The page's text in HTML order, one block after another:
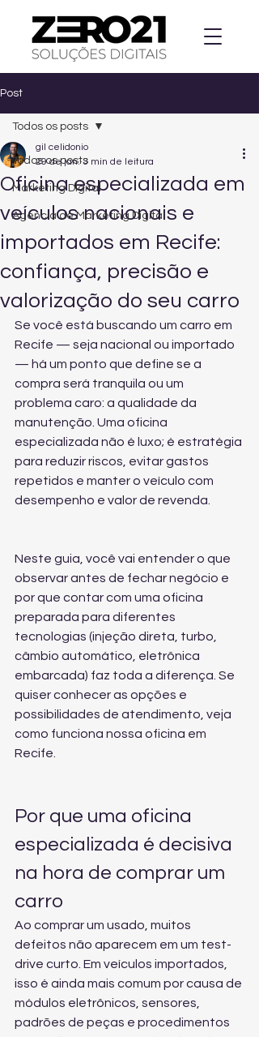
Post
Todos os posts
Marketing Digital
Agencia de Marketing Digital
Todos os posts
Oficina especializada em
veículos nacionais e
importados em Recife:
confiança, precisão e
valorização do seu carro
gil celidonio
29 de jan. 3 min de leitura
Se você está buscando um carro em
Recife — seja nacional ou importado
— há um ponto que define se a
compra será tranquila ou um
problema caro: a qualidade da
manutenção. Uma oficina
especializada não é luxo; é estratégia
para reduzir riscos, evitar gastos
repetidos e manter o veículo com
desempenho e valor de revenda.
Neste guia, você vai entender o que
observar antes de fechar negócio e
por que contar com uma oficina
preparada para diferentes
tecnologias (injeção direta, turbo,
câmbio automático, eletrônica
embarcada) faz toda a diferença. Se
quiser conhecer as opções e
possibilidades de atendimento, veja
como funciona nossa oficina em
Recife
Por que uma oficina
especializada é decisiva
na hora de comprar um
carro
Ao comprar um usado, muitos
defeitos não aparecem em um test-
drive curto. Em veículos importados,
isso é ainda mais comum por causa de
módulos eletrônicos, sensores,
padrões de peças e procedimentos